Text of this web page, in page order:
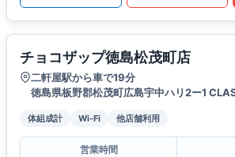
チョコザップ徳島松茂町店
二軒屋駅から車で19分
徳島県板野郡松茂町広島宇中ハリ2ー1
体組成計 Wi-Fi 他店舗利用
営業時間